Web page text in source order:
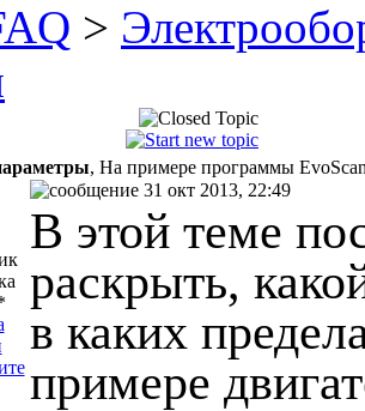
>
, На примере программы
31 окт 2013, 22:49
В этой теме
раскрыть,
в каких
примере